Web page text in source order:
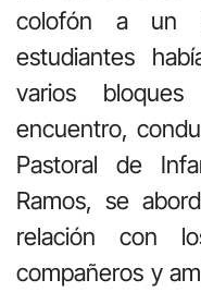
colofón a un
estudiantes
varios
encuentro,
Pastoral de
Ramos, se
relación con
compañeros y